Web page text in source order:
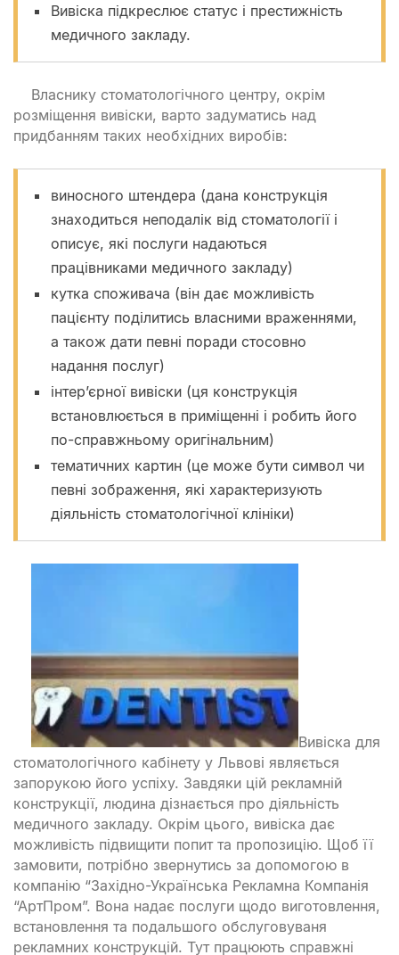
Вивіска підкреслює статус і престижність
медичного закладу.
Власнику стоматологічного центру, окрім
розміщення вивіски, варто задуматись над
придбанням таких необхідних виробів:
виносного штендера (дана конструкція
знаходиться неподалік від стоматології і
описує, які послуги надаються
працівниками медичного закладу)
кутка споживача (він дає можливість
пацієнту поділитись власними враженнями,
а також дати певні поради стосовно
надання послуг)
інтер’єрної вивіски (ця конструкція
встановлюється в приміщенні і робить його
по-справжньому оригінальним)
тематичних картин (це може бути символ чи
певні зображення, які характеризують
діяльність стоматологічної клініки)
Вивіска для
стоматологічного кабінету у Львові являється
запорукою його успіху. Завдяки цій рекламній
конструкції, людина дізнається про діяльність
медичного закладу. Окрім цього, вивіска дає
можливість підвищити попит та пропозицію. Щоб її
замовити, потрібно звернутись за допомогою в
компанію “Західно-Українська Рекламна Компанія
“АртПром”. Вона надає послуги щодо виготовлення,
встановлення та подальшого обслуговуваня
рекламних конструкцій. Тут працюють справжні